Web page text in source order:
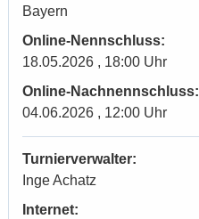
Bayern
Online-Nennschluss:
18.05.2026 , 18:00 Uhr
Online-Nachnennschluss:
04.06.2026 , 12:00 Uhr
Turnierverwalter:
Inge Achatz
Internet: